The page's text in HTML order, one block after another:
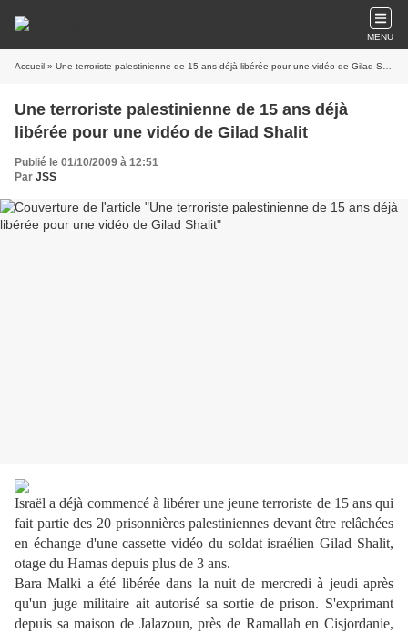
MENU
Accueil » Une terroriste palestinienne de 15 ans déjà libérée pour une vidéo de Gilad Shalit
Une terroriste palestinienne de 15 ans déjà
libérée pour une vidéo de Gilad Shalit
Publié le 01/10/2009 à 12:51
Par JSS
Israël a déjà commencé à libérer une jeune terroriste de 15 ans qui
fait partie des 20 prisonnières palestiniennes devant être relâchées
en échange d'une cassette vidéo du soldat israélien Gilad Shalit,
otage du Hamas depuis plus de 3 ans.
Bara Malki a été libérée dans la nuit de mercredi à jeudi après
qu'un juge militaire ait autorisé sa sortie de prison. S'exprimant
depuis sa maison de Jalazoun, près de Ramallah en Cisjordanie,